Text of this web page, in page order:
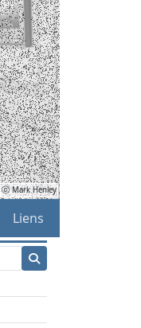
ⓒ Mark Henley
Liens